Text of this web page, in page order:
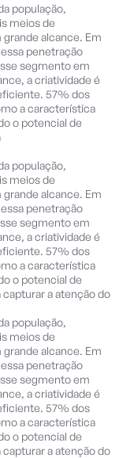
população,
meios de
alcance. Em
penetração
segmento em
a criatividade é
57% dos
a característica
o potencial de
população,
meios de
alcance. Em
penetração
segmento em
a criatividade é
57% dos
a característica
o potencial de
capturar a atenção do
população,
meios de
alcance. Em
penetração
segmento em
a criatividade é
57% dos
a característica
o potencial de
capturar a atenção do